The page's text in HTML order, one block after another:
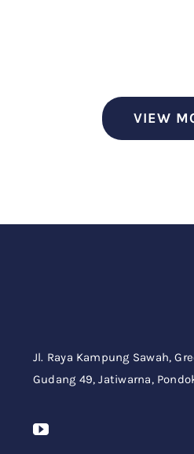
VIEW
Jl. Raya Kampung Sawah,
Gudang 49,Jatiwarna,